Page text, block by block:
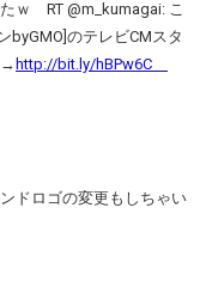
ｗ RT @m_kumagai: こ
byGMO]のテレビCMスタ
→ http://bit.ly/hBPw6C
ドロゴの変更もしちゃい